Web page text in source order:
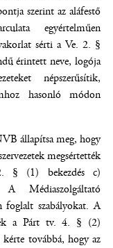
szerint az aláfestő
egyértelműen
sérti a Ve. 2. §
érintett neve, logója
népszerűsítik,
hasonló módon
állapítsa meg, hogy
megsértették
§ (1) bekezdés c)
A Médiaszolgáltató
foglalt szabályokat. A
a Párt tv. 4. § (2)
továbbá, hogy az